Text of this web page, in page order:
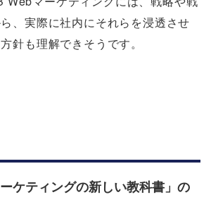
、実際に社内にそれらを浸透させ
針も理解できそうです。
ケティングの新しい教科書」の